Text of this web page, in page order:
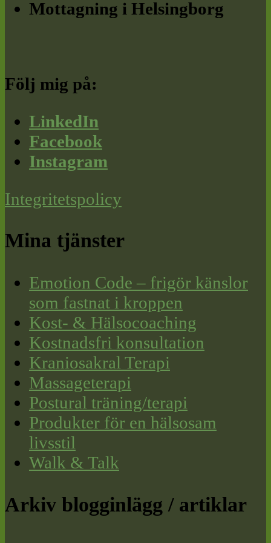
Mottagning i Helsingborg
Följ mig på:
LinkedIn
Facebook
Instagram
Integritetspolicy
Mina tjänster
Emotion Code – frigör känslor
som fastnat i kroppen
Kost- & Hälsocoaching
Kostnadsfri konsultation
Kraniosakral Terapi
Massageterapi
Postural träning/terapi
Produkter för en hälsosam
livsstil
Walk & Talk
Arkiv blogginlägg / artiklar